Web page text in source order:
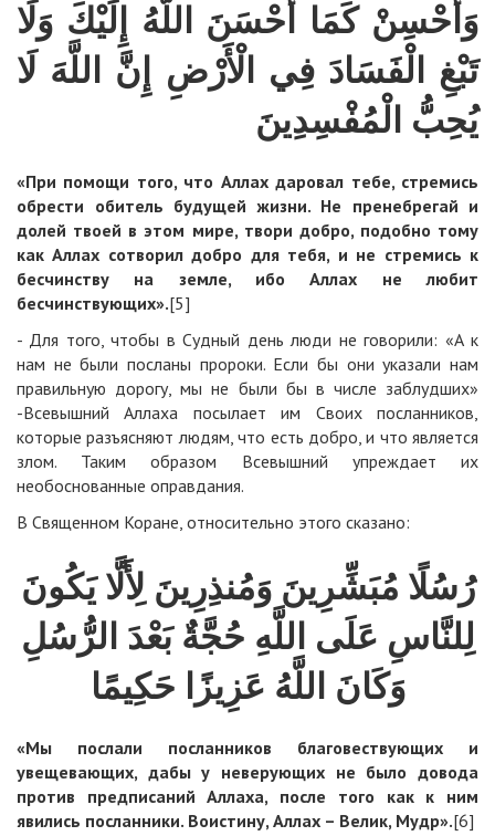
وَأَحْسِنْ كَمَا أَحْسَنَ اللَّهُ إِلَيْكَ وَلَا
تَبْغِ الْفَسَادَ فِي الْأَرْضِ إِنَّ اللَّهَ لَا
يُحِبُّ الْمُفْسِدِينَ
«При помощи того, что Аллах даровал тебе, стремись
обрести обитель будущей жизни. Не пренебрегай и
долей твоей в этом мире, твори добро, подобно тому
как Аллах сотворил добро для тебя, и не стремись к
бесчинству на земле, ибо Аллах не любит
бесчинствующих».[5]
- Для того, чтобы в Судный день люди не говорили: «А к
нам не были посланы пророки. Если бы они указали нам
правильную дорогу, мы не были бы в числе заблудших»
-Всевышний Аллаха посылает им Своих посланников,
которые разъясняют людям, что есть добро, и что является
злом. Таким образом Всевышний упреждает их
необоснованные оправдания.
В Священном Коране, относительно этого сказано:
رُسُلًا مُبَشِّرِينَ وَمُنذِرِينَ لِأَلَّا يَكُونَ
لِلنَّاسِ عَلَى اللَّهِ حُجَّةٌ بَعْدَ الرُّسُلِ
وَكَانَ اللَّهُ عَزِيزًا حَكِيمًا
«Мы послали посланников благовествующих и
увещевающих, дабы у неверующих не было довода
против предписаний Аллаха, после того как к ним
явились посланники. Воистину, Аллах – Велик, Мудр».[6]